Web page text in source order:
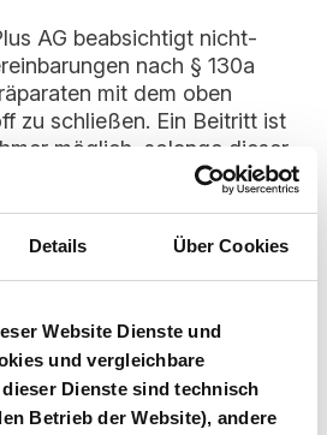
Details Über Cookies
Website Dienste und
und vergleichbare
Dienste sind technisch
Betrieb der Website), andere
AG beabsichtigt nicht-
nach § 130a
mit dem oben
zu schließen. Ein Beitritt ist
möglich, solange dieser
gelistet ist.
sich an, um Ihre
Sie haben noch kein
können Sie sich hier